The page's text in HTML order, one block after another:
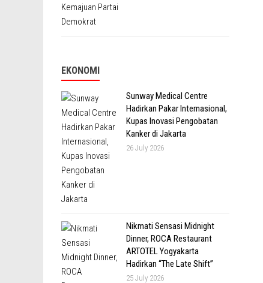
EKONOMI
Sunway Medical Centre
Hadirkan Pakar Internasional,
Kupas Inovasi Pengobatan
Kanker di Jakarta
26 July 2026
Nikmati Sensasi Midnight
Dinner, ROCA Restaurant
ARTOTEL Yogyakarta
Hadirkan “The Late Shift”
25 July 2026